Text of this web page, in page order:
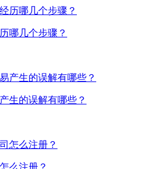
哪几个步骤？
生的误解有哪些？
么注册？